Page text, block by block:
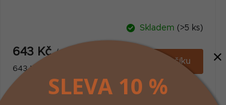
Skladem (>5 ks)
643 Kč/ ks
Měrná
cena:
643 Kč / 1 ks
Do košíku
SLEVA 10 %